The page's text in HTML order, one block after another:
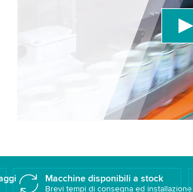
More information
Macchine disponibili a stock
Brevi tempi di consegna ed installazione